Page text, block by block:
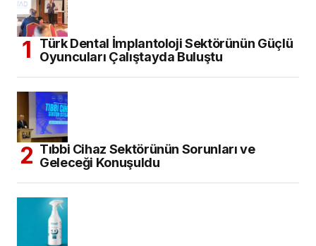
Türk Dental İmplantoloji Sektörünün Güçlü
Oyuncuları Çalıştayda Buluştu
Tıbbi Cihaz Sektörünün Sorunları ve
Geleceği Konuşuldu